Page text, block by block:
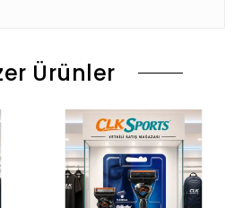
Ürünler